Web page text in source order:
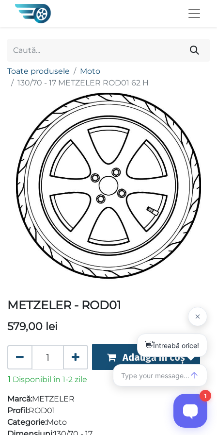
Toate produsele
Moto
130/70 - 17 METZELER ROD01 62 H
METZELER - ROD01
579,00 lei
Adaugă în coș
1 Disponibil în 1-2 zile
Marcă:METZELER
Profil:ROD01
Categorie:Moto